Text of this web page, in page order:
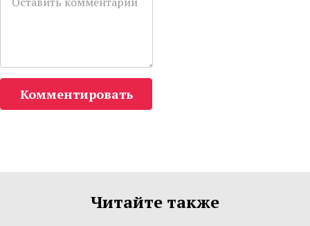
Комментировать
Читайте также